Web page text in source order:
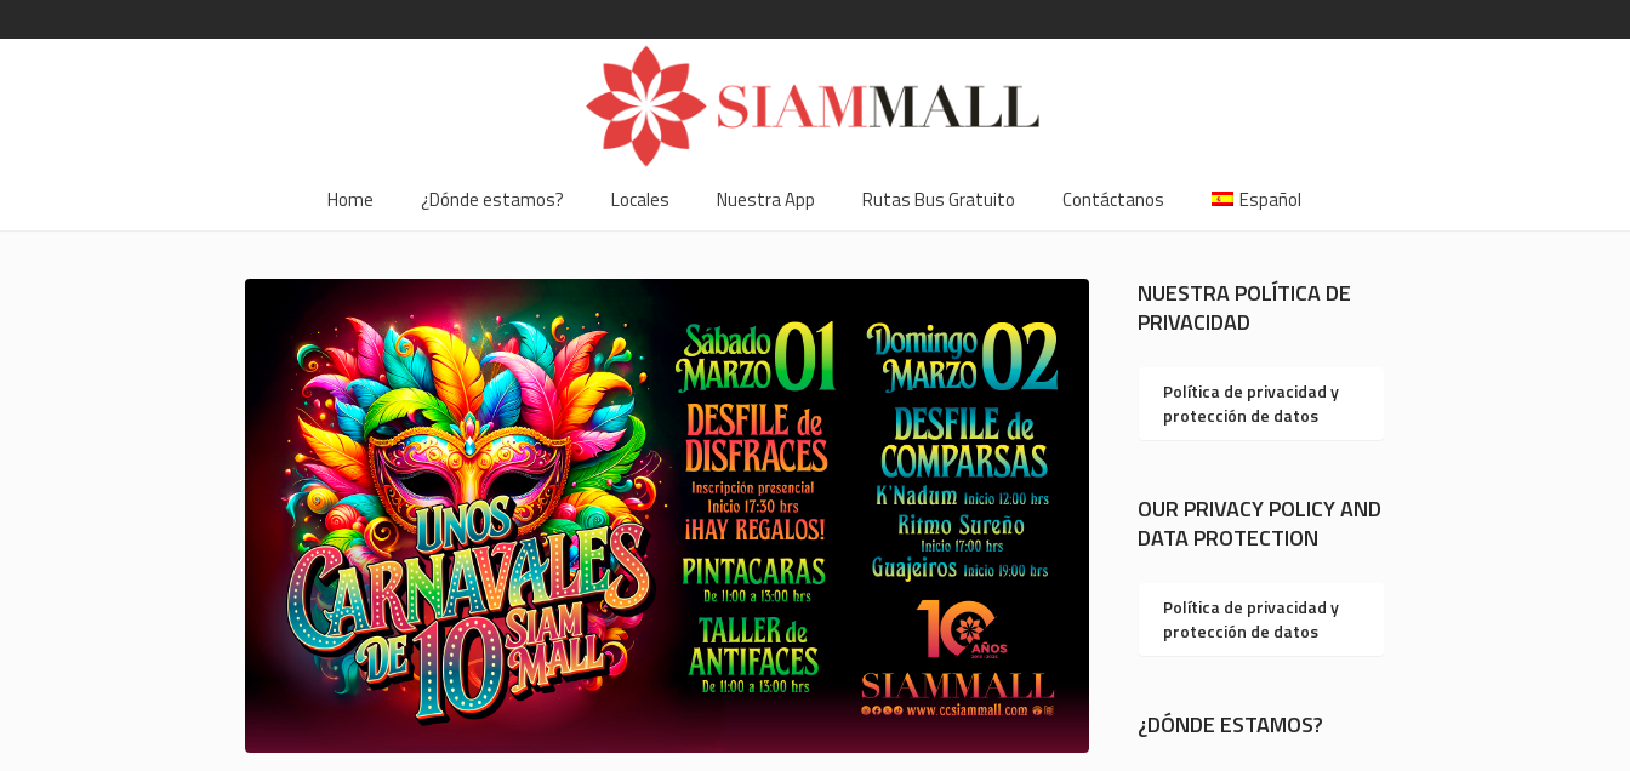
Home ¿Dónde estamos? Locales Nuestra App Rutas Bus Gratuito Contáctanos Español
NUESTRA POLÍTICA DE
PRIVACIDAD
Política de privacidad y
protección de datos
OUR PRIVACY POLICY AND
DATA PROTECTION
Política de privacidad y
protección de datos
¿DÓNDE ESTAMOS?